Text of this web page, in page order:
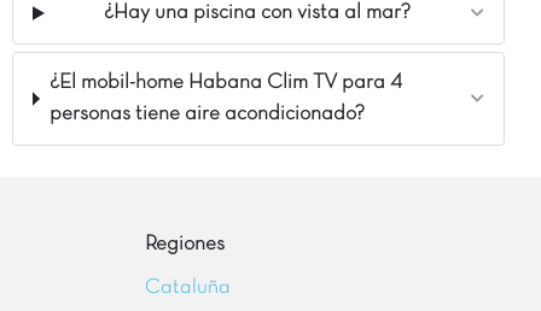
¿Hay una piscina con vista al mar?
¿El mobil-home Habana Clim TV para 4
personas tiene aire acondicionado?
Regiones
Cataluña